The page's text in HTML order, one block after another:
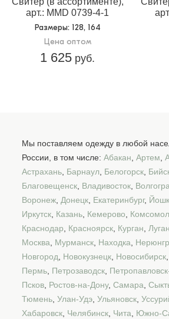
арт.: MMD 0739-4-1
Размеры: 128, 164
Цена оптом
1 625 руб.
Мы поставляем одежду в любой
России, в том числе: Абакан, Артем,
Астрахань, Барнаул, Белогорск,
Благовещенск, Владивосток,
Воронеж, Донецк, Екатеринбург,
Иркутск, Казань, Кемерово,
Краснодар, Красноярск, Курган,
Москва, Мурманск, Находка,
Новгород, Новокузнецк, Новосибирск,
Пермь, Петрозаводск,
Псков, Ростов-на-Дону, Самара,
Тюмень, Улан-Удэ, Ульяновск,
Хабаровск, Челябинск, Чита, Южно-